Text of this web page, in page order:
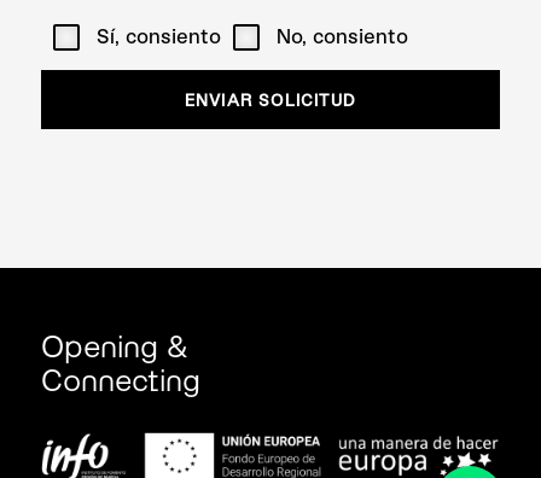
Sí, consiento No, consiento
Opening &
Connecting